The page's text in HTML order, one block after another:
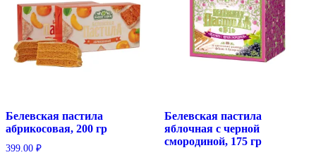
Белевская пастила
абрикосовая, 200 гр
399.00 ₽
Белевская пастила
яблочная с черной
смородиной, 175 гр